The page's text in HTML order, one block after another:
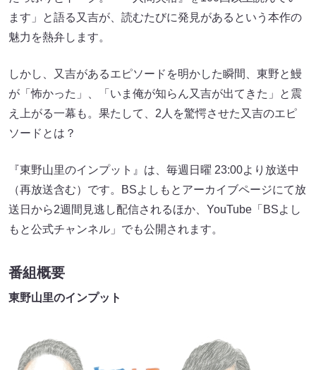
ます」と語る又吉が、読むたびに発見があるという本作の
魅力を熱弁します。
しかし、又吉があるエピソードを明かした瞬間、東野と鰻
が「怖かった」、「いま俺が知らん又吉が出てきた」と震
え上がる一幕も。果たして、2人を驚愕させた又吉のエピ
ソードとは？
『東野山里のインプット』は、毎週日曜 23:00より放送中
（再放送含む）です。BSよしもとアーカイブページにて放
送日から2週間見逃し配信されるほか、YouTube「BSよし
もと公式チャンネル」でも公開されます。
番組概要
東野山里のインプット